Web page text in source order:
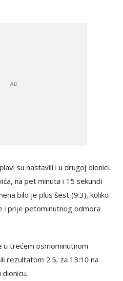
su nastavili i u drugoj dionici.
na pet minuta i 15 sekundi
bilo je plus šest (9:3), koliko
i prije petominutnog odmora
u trećem osmominutnom
rezultatom 2:5, za 13:10 na